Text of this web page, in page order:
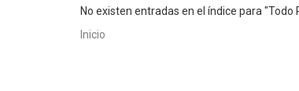
No existen entradas en el índice para "Todo
Inicio